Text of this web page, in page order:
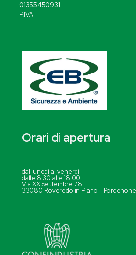
01355450931
P.IVA
Orari di apertura
dal lunedì al venerdì
dalle 8.30 alle 18.00
Via XX Settembre 78
33080 Roveredo in Piano - Pordenone